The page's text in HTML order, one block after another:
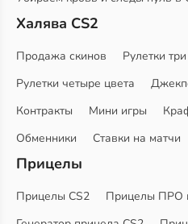
Халява CS2
Продажа скинов
Рулетки
Рулетки четыре цвета
Контракты
Мини игры
Обменники
Ставки на матчи
Прицелы
Прицелы CS2
Прицелы ПРО